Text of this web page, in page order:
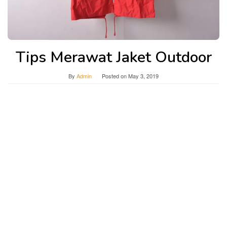
Tips Merawat Jaket Outdoor
By Admin Posted onMay 3, 2019